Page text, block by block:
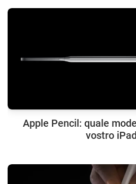
Apple Pencil: quale
vostro